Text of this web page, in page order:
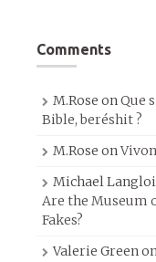
Comments
M.Rose onQue
Bible, beréshit ?
M.Rose on
Michael
Are the Museum
Fakes?
Valerie Green